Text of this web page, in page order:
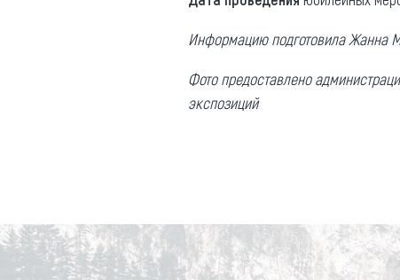
Информацию подготовила Жанна
Фото предоставлено
экспозиций